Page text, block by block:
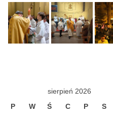
sierpień 2026
P
W Ś C P S